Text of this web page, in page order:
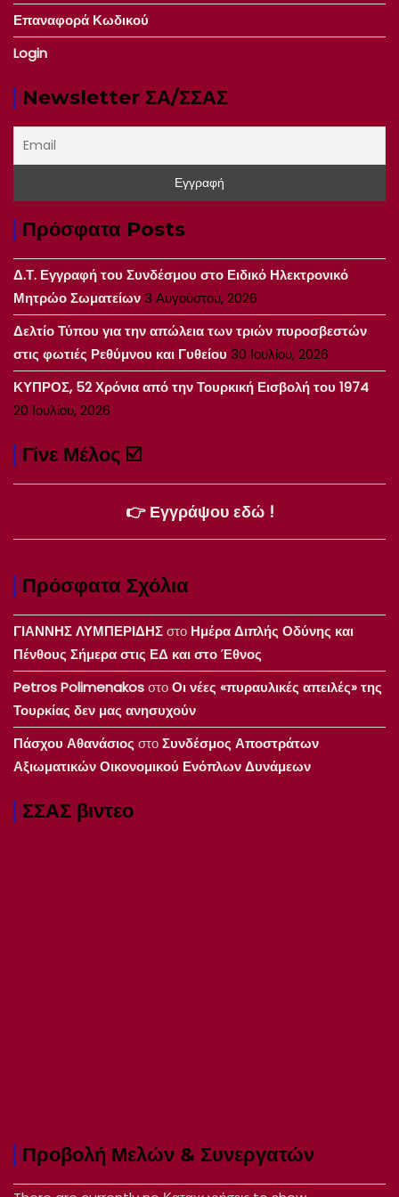
Επαναφορά Κωδικού
Login
Newsletter ΣΑ/ΣΣΑΣ
Πρόσφατα Posts
Δ.Τ. Εγγραφή του Συνδέσμου στο Ειδικό Ηλεκτρονικό
Μητρώο Σωματείων3 Αυγούστου, 2026
Δελτίο Τύπου για την απώλεια των τριών πυροσβεστών
στις φωτιές Ρεθύμνου και Γυθείου 30 Ιουλίου, 2026
ΚΥΠΡΟΣ, 52 Χρόνια από την Τουρκική Εισβολή του 1974
20 Ιουλίου, 2026
Γίνε Μέλος ☑️
👉 Εγγράψου εδώ !
Πρόσφατα Σχόλια
ΓΙΑΝΝΗΣ ΛΥΜΠΕΡΙΔΗΣστο Ημέρα Διπλής Οδύνης και
Πένθους Σήμερα στις ΕΔ και στο Έθνος
Petros PolimenakosστοΟι νέες «πυραυλικές απειλές» της
Τουρκίας δεν μας ανησυχούν
Πάσχου Αθανάσιος στοΣυνδέσμος Αποστράτων
Αξιωματικών Οικονομικού Ενόπλων Δυνάμεων
ΣΣΑΣ βιντεο
Προβολή Μελών & Συνεργατών